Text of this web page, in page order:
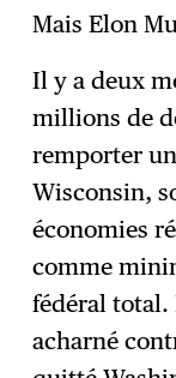
Mais Elon
Il y a deux
millions de
remporter
Wisconsin,
économies
comme
fédéral total.
acharné